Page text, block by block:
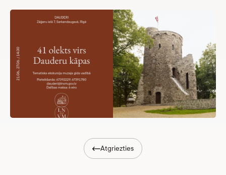
Atgriezties